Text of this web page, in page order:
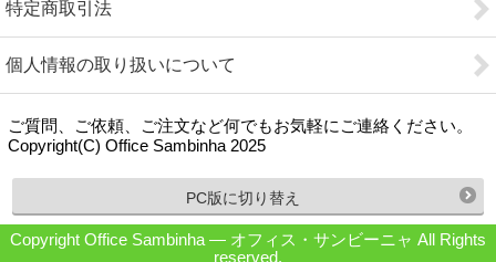
特定商取引法
個人情報の取り扱いについて
ご質問、ご依頼、ご注文など何でもお気軽にご連絡ください。
Copyright(C) Office Sambinha 2025
PC版に切り替え
Copyright Office Sambinha ― オフィス・サンビーニャ All Rights
reserved.